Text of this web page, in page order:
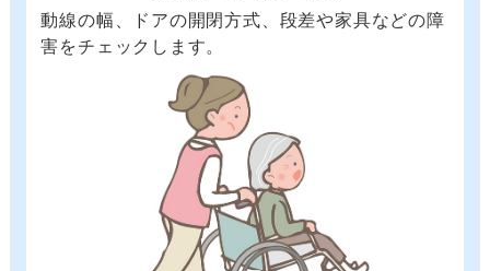
動線の幅、ドアの開閉方式、段差や家具などの障
害をチェックします。